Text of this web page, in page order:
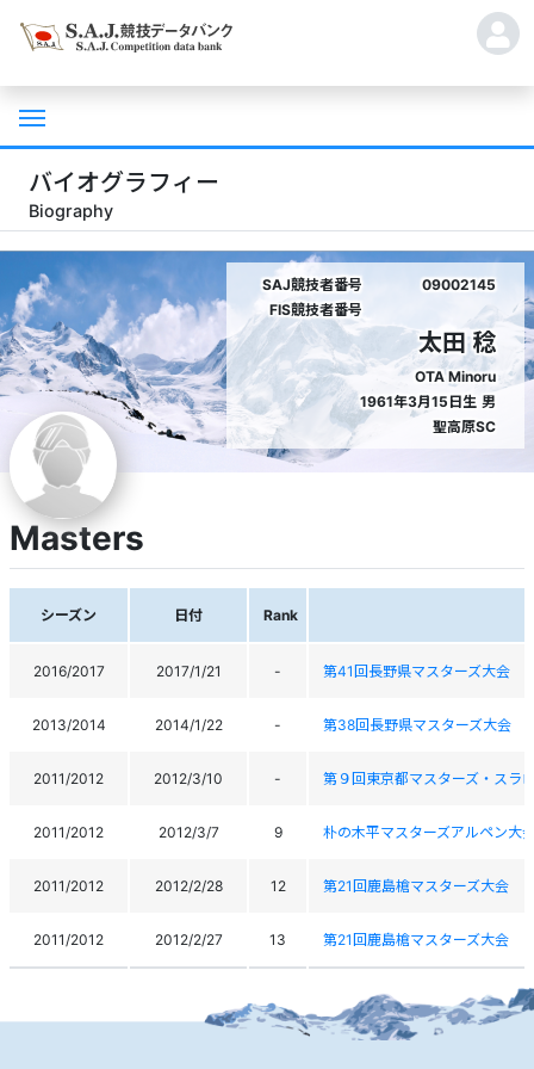
バイオグラフィー
Biography
SAJ競技者番号
09002145
FIS競技者番号
太田 稔
OTA Minoru
1961年3月15日生 男
聖高原SC
Masters
シーズン 日付 Rank
2016/2017 2017/1/21 - 第41回長野県マスターズ大会
2013/2014 2014/1/22 - 第38回長野県マスターズ大会
2011/2012 2012/3/10 - 第９回東京都マスターズ・スラ
2011/2012 2012/3/7 9 朴の木平マスターズアルペン大
2011/2012 2012/2/28 12 第21回鹿島槍マスターズ大会
2011/2012 2012/2/27 13 第21回鹿島槍マスターズ大会